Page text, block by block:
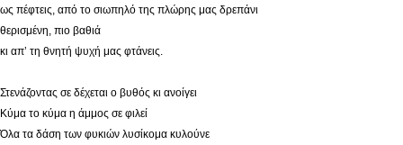
ως πέφτεις, από το σιωπηλό της πλώρης μας δρεπάνι
θερισμένη, πιο βαθιά
κι απ’ τη θνητή ψυχή μας φτάνεις.
Στενάζοντας σε δέχεται ο βυθός κι ανοίγει
Κύμα το κύμα η άμμος σε φιλεί
Όλα τα δάση των φυκιών λυσίκομα κυλούνε